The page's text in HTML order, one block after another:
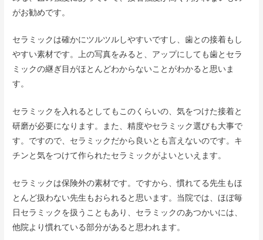
がお勧めです。
セラミックは確かにツルツルしやすいですし、歯との接着もし
やすい素材です。上の写真をみると、アップにしても歯とセラ
ミックの継ぎ目がほとんどわからないことがわかると思いま
す。
セラミックを入れるとしてもこのくらいの、気をつけた接着と
研磨が必要になります。また、精度やセラミック選びも大事で
す。ですので、セラミックだから良いとも言えないのです。キ
チンと気をつけて作られたセラミックがよいといえます。
セラミックは保険外の素材です。ですから、慣れてる先生もほ
とんど扱わない先生もおられると思います。当院では、ほぼ毎
日セラミックを扱うこともあり、セラミックのあつかいには、
他院より慣れている部分があると思われます。